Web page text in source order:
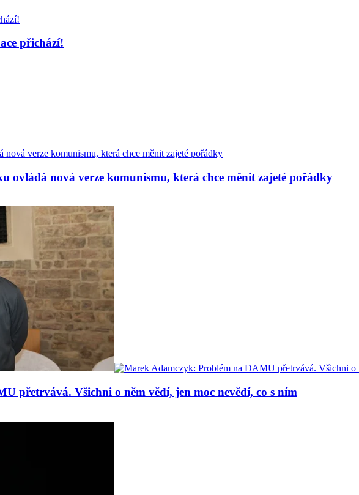
přichází!
ovládá nová verze komunismu, která chce měnit zajeté pořádky
přetrvává. Všichni o něm vědí, jen moc nevědí, co s ním